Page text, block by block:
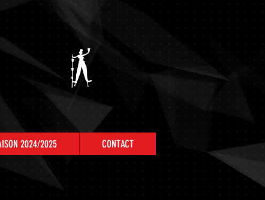
2024/2025 CONTACT